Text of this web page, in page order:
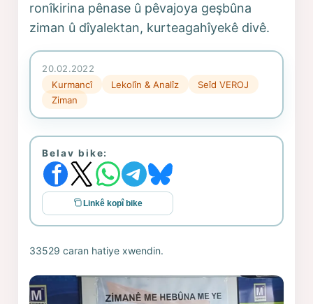
ronîkirina pênase û pêvajoya geşbûna
ziman û dîyalektan, kurteagahîyekê divê.
20.02.2022
Kurmancî
Lekolîn & Analîz
Seîd VEROJ
Ziman
Belav bike:
Linkê kopî bike
33529 caran hatiye xwendin.